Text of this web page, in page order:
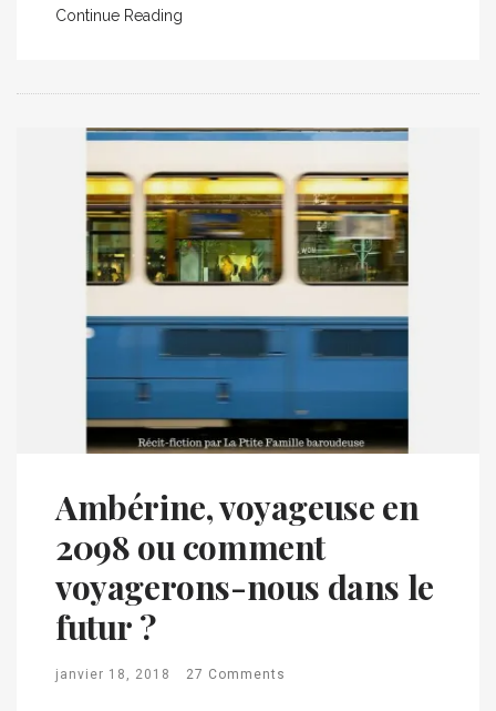
Continue Reading
Ambérine, voyageuse en
2098 ou comment
voyagerons-nous dans le
futur ?
janvier 18, 2018 27 Comments